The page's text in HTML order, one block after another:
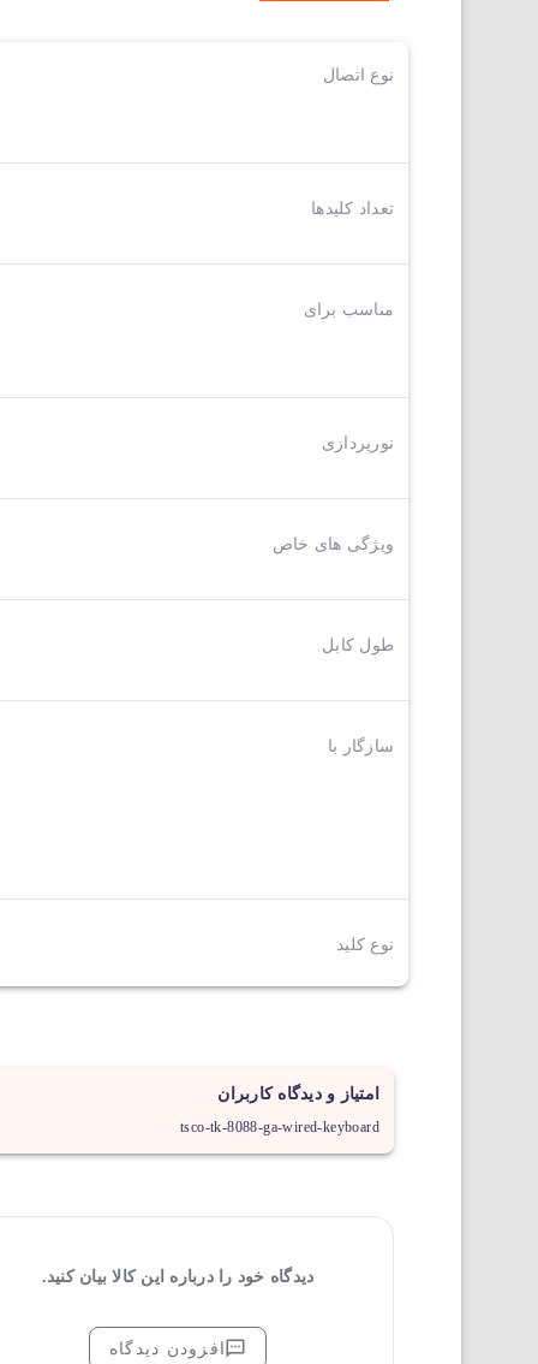
نوع اتصال
تعداد کلیدها
مناسب برای
نورپردازی
ویژگی های خاص
طول کابل
سازگار با
نوع کلید
امتیاز و دیدگاه کاربران
tsco-tk-8088-ga-wired-keyboard
دیدگاه خود را درباره این کالا بیان کنید.
افزودن دیدگاه